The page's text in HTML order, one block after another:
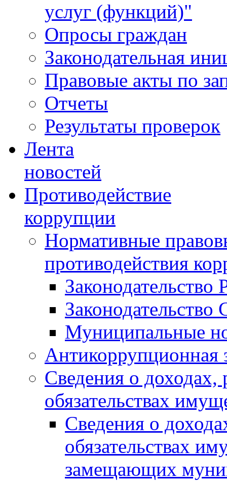
услуг (функций)"
Опросы граждан
Законодательная
Правовые акты по
Отчеты
Результаты проверок
Лента
новостей
Противодействие
коррупции
Нормативные
противодействия
Законодательство
Муниципальные
Антикоррупционная
Сведения о доходах,
обязательствах
Сведения о
обязательствах
замещающих